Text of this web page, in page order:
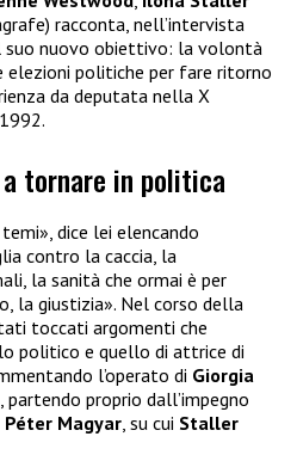
racconta, nell’intervista
suo nuovo obiettivo: la volontà
elezioni politiche per fare ritorno
da deputata nella X
tornare in politica
temi», dice lei elencando
contro la caccia, la
la sanità che ormai è per
la giustizia». Nel corso della
toccati argomenti che
politico e quello di attrice di
l’operato di Giorgia
proprio dall’impegno
Péter Magyar, su cui Staller